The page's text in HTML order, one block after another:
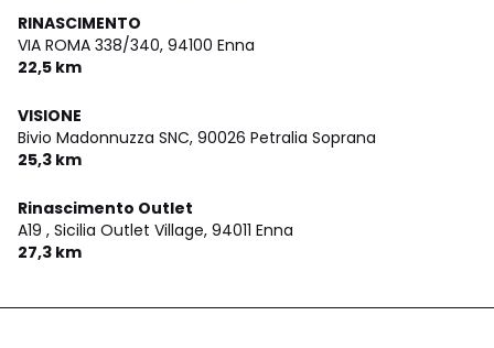
RINASCIMENTO
VIA ROMA 338/340, 94100 Enna
22,5 km
VISIONE
Bivio Madonnuzza SNC, 90026 Petralia Soprana
25,3 km
Rinascimento Outlet
A19 , Sicilia Outlet Village, 94011 Enna
27,3 km